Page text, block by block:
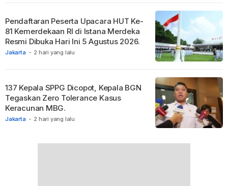
Jakarta - 2 hari yang lalu
Pendaftaran Peserta Upacara HUT Ke-
81 Kemerdekaan RI di Istana Merdeka
Resmi Dibuka Hari Ini 5 Agustus 2026.
Jakarta - 2 hari yang lalu
137 Kepala SPPG Dicopot, Kepala BGN
Tegaskan Zero Tolerance Kasus
Keracunan MBG.